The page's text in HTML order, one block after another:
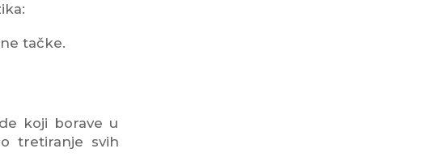
tačke.
koji borave u
tretiranje svih